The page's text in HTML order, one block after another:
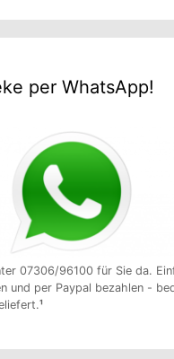
per WhatsApp!
07306/96100 für Sie da.
und per Paypal bezahlen -
¹